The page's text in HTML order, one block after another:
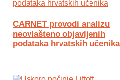
CARNET provodi analizu
neovlašteno objavljenih
podataka hrvatskih učenika